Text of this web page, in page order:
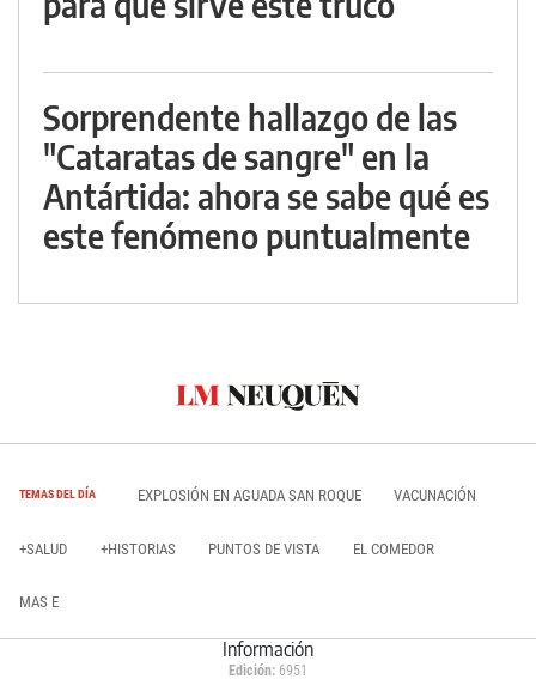
Sorprendente hallazgo de las
"Cataratas de sangre" en la
Antártida: ahora se sabe qué es
este fenómeno puntualmente
TEMAS DEL DÍA EXPLOSIÓN EN AGUADA SAN ROQUE VACUNACIÓN
+SALUD +HISTORIAS PUNTOS DE VISTA EL COMEDOR
MAS E
Información
Edición: 6951